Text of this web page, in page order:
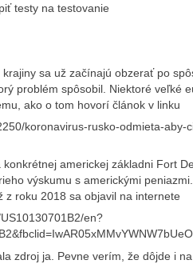
testy na testovanie
sa už začínajú obzerať po
problém spôsobil. Niektoré veľké
ako o tom hovorí článok v linku
koronavirus-rusko-odmieta-aby-
americkej základni Fort
výskumu s americkými
roku 2018 sa objavil na internete
en?
zdroj ja. Pevne verím, že dôjde i